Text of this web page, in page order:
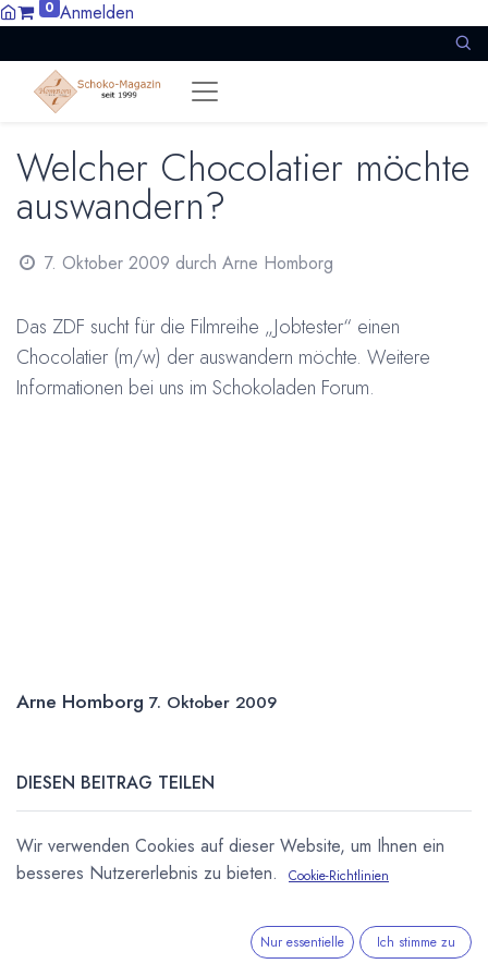
0 Anmelden
Welcher Chocolatier möchte
auswandern?
7. Oktober 2009 durch Arne Homborg
Das ZDF sucht für die Filmreihe „Jobtester“ einen
Chocolatier (m/w) der auswandern möchte. Weitere
Informationen bei uns im Schokoladen Forum.
Arne Homborg 7. Oktober 2009
DIESEN BEITRAG TEILEN
Wir verwenden Cookies auf dieser Website, um Ihnen ein
besseres Nutzererlebnis zu bieten.
Cookie-Richtlinien
Nur essentielle Ich stimme zu